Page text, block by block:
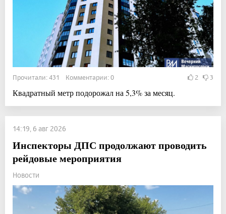
Прочитали: 431 Комментарии: 0 2 3
Квадратный метр подорожал на 5,3% за месяц.
14:19, 6 авг 2026
Инспекторы ДПС продолжают проводить
рейдовые мероприятия
Новости